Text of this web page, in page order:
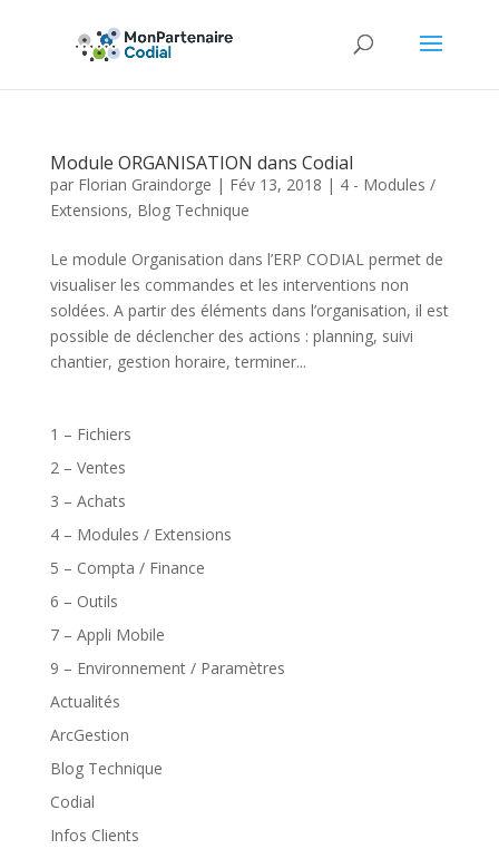
Module ORGANISATION dans Codial
par Florian Graindorge | Fév 13, 2018 | 4 - Modules /
Extensions, Blog Technique
Le module Organisation dans l’ERP CODIAL permet de
visualiser les commandes et les interventions non
soldées. A partir des éléments dans l’organisation, il est
possible de déclencher des actions : planning, suivi
chantier, gestion horaire, terminer...
1 – Fichiers
2 – Ventes
3 – Achats
4 – Modules / Extensions
5 – Compta / Finance
6 – Outils
7 – Appli Mobile
9 – Environnement / Paramètres
Actualités
ArcGestion
Blog Technique
Codial
Infos Clients